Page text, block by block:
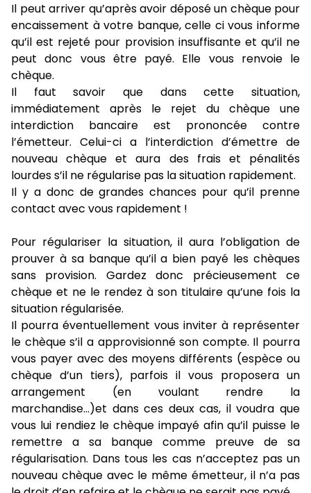
Il peut arriver qu’après avoir déposé un chèque pour
encaissement à votre banque, celle ci vous informe
qu’il est rejeté pour provision insuffisante et qu’il ne
peut donc vous être payé. Elle vous renvoie le
chèque.
Il faut savoir que dans cette situation,
immédiatement après le rejet du chèque une
interdiction bancaire est prononcée contre
l’émetteur. Celui-ci a l’interdiction d’émettre de
nouveau chèque et aura des frais et pénalités
lourdes s’il ne régularise pas la situation rapidement.
Il y a donc de grandes chances pour qu’il prenne
contact avec vous rapidement !
Pour régulariser la situation, il aura l’obligation de
prouver à sa banque qu’il a bien payé les chèques
sans provision. Gardez donc précieusement ce
chèque et ne le rendez à son titulaire qu’une fois la
situation régularisée.
Il pourra éventuellement vous inviter à représenter
le chèque s’il a approvisionné son compte. Il pourra
vous payer avec des moyens différents (espèce ou
chèque d’un tiers), parfois il vous proposera un
arrangement (en voulant rendre la
marchandise…)et dans ces deux cas, il voudra que
vous lui rendiez le chèque impayé afin qu’il puisse le
remettre a sa banque comme preuve de sa
régularisation. Dans tous les cas n’acceptez pas un
nouveau chèque avec le même émetteur, il n’a pas